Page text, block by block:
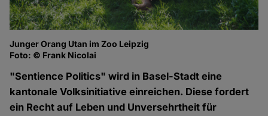
Junger Orang Utan im Zoo Leipzig
Foto: © Frank Nicolai
"Sentience Politics" wird in Basel-Stadt eine
kantonale Volksinitiative einreichen. Diese fordert
ein Recht auf Leben und Unversehrtheit für